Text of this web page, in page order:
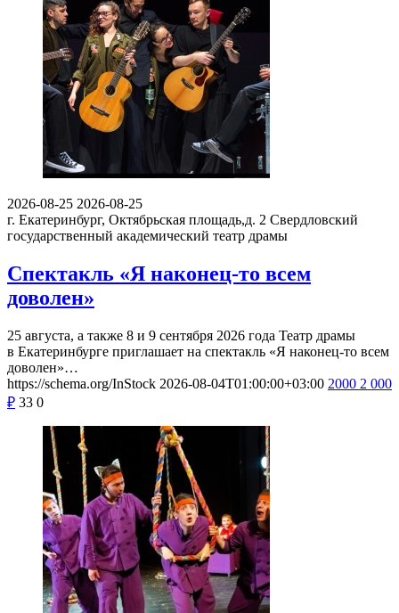
2026-08-25 2026-08-25
г. Екатеринбург, Октябрьская площадь,д. 2 Свердловский
государственный академический театр драмы
Спектакль «Я наконец-то всем
доволен»
25 августа, а также 8 и 9 сентября 2026 года Театр драмы
в Екатеринбурге приглашает на спектакль «Я наконец-то всем
доволен»…
https://schema.org/InStock 2026-08-04T01:00:00+03:00 2000 2 000
₽ 33 0